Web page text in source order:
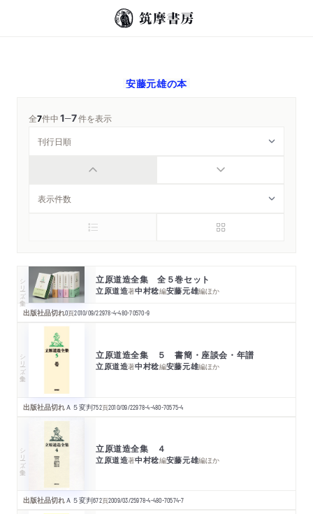
安藤元雄の本
全7件中1─7件を表示
シリーズ・全集 立原道造全集 全５巻セット
立原道造著中村稔編安藤元雄編ほか
出版社品切れ0頁2010/09/22978-4-480-70570-9
シリーズ・全集 立原道造全集 ５ 書簡・座談会・年譜
立原道造著中村稔編安藤元雄編ほか
出版社品切れＡ５変判752頁2010/09/22978-4-480-70575-4
シリーズ・全集 立原道造全集 ４
立原道造著中村稔編安藤元雄編ほか
出版社品切れＡ５変判672頁2009/03/25978-4-480-70574-7